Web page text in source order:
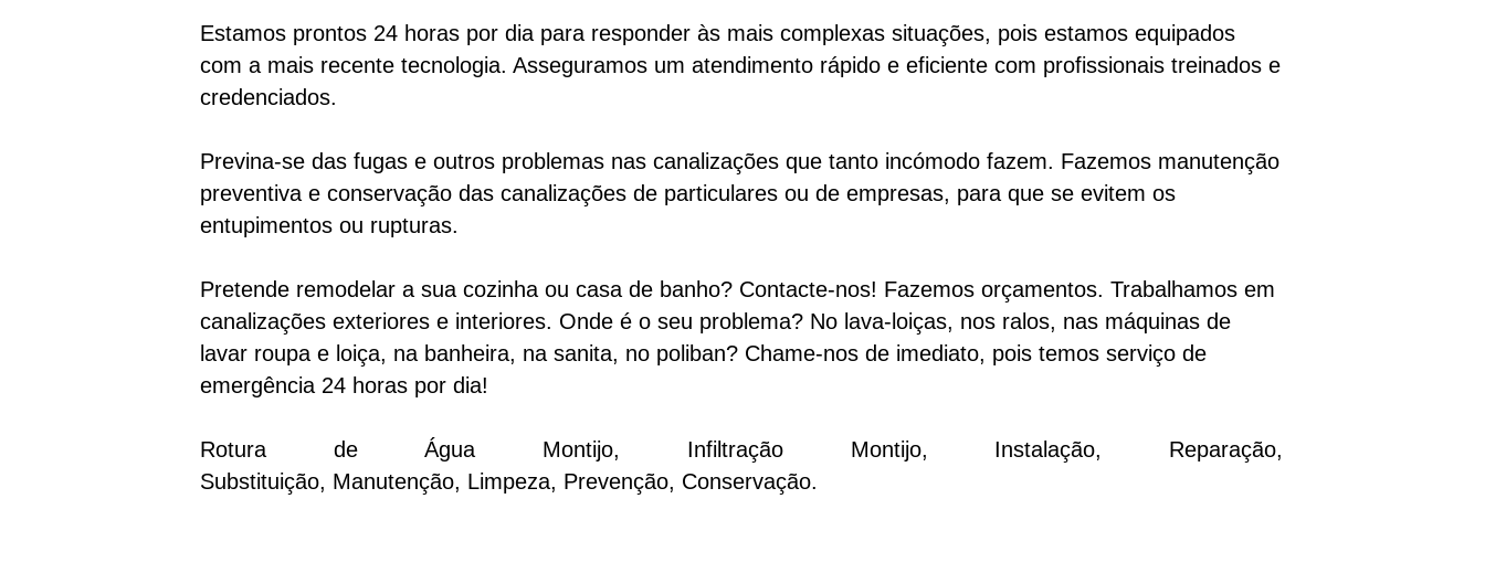
Estamos prontos 24 horas por dia para responder às mais complexas situações, pois estamos equipados
com a mais recente tecnologia. Asseguramos um atendimento rápido e eficiente com profissionais treinados e
credenciados.
Previna-se das fugas e outros problemas nas canalizações que tanto incómodo fazem. Fazemos manutenção
preventiva e conservação das canalizações de particulares ou de empresas, para que se evitem os
entupimentos ou rupturas.
Pretende remodelar a sua cozinha ou casa de banho? Contacte-nos! Fazemos orçamentos. Trabalhamos em
canalizações exteriores e interiores. Onde é o seu problema? No lava-loiças, nos ralos, nas máquinas de
lavar roupa e loiça, na banheira, na sanita, no poliban? Chame-nos de imediato, pois temos serviço de
emergência 24 horas por dia!
Rotura de Água Montijo, Infiltração Montijo, Instalação, Reparação,
Substituição, Manutenção, Limpeza, Prevenção, Conservação.